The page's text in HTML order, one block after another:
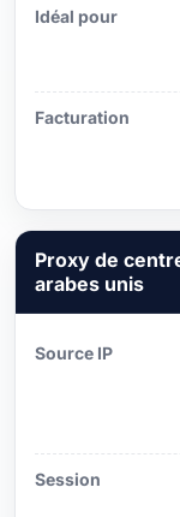
Idéal pour
Facturation
Proxy de
arabes unis
Source IP
Session